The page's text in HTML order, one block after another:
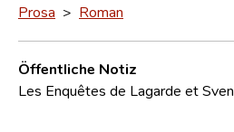
Prosa > Roman
Öffentliche Notiz
Les Enquêtes de Lagarde et Sven